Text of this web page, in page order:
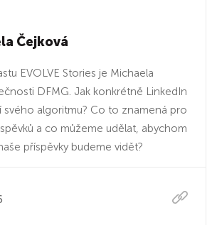
Čejková
EVOLVE Stories je Michaela
DFMG. Jak konkrétně LinkedIn
svého algoritmu? Co to znamená pro
a co můžeme udělat, abychom
příspěvky budeme vidět?